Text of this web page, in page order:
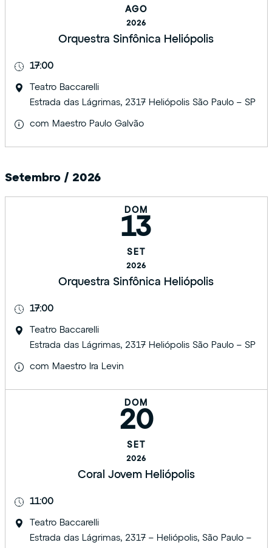
AGO
2026
Orquestra Sinfônica Heliópolis
17:00
Teatro Baccarelli
Estrada das Lágrimas, 2317 Heliópolis São Paulo – SP
com Maestro Paulo Galvão
Setembro / 2026
DOM
13
SET
2026
Orquestra Sinfônica Heliópolis
17:00
Teatro Baccarelli
Estrada das Lágrimas, 2317 Heliópolis São Paulo – SP
com Maestro Ira Levin
DOM
20
SET
2026
Coral Jovem Heliópolis
11:00
Teatro Baccarelli
Estrada das Lágrimas, 2317 – Heliópolis, São Paulo –